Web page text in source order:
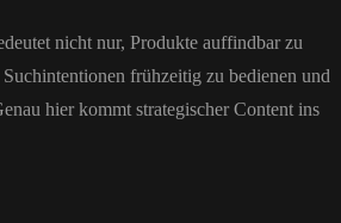
nicht nur, Produkte auffindbar zu
frühzeitig zu bedienen und
hier kommt strategischer Content ins